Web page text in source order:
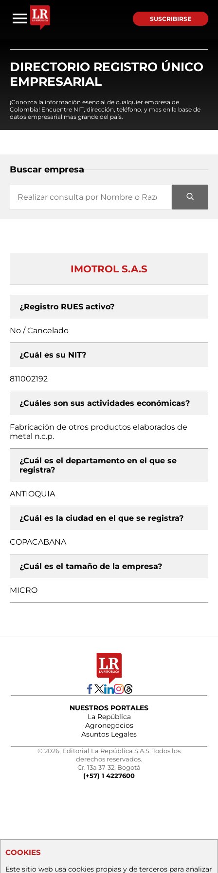
SUSCRIBIRSE
DIRECTORIO REGISTRO ÚNICO
EMPRESARIAL
¡Conozca la información esencial de cualquier empresa de
Colombia! Encuentre NIT, dirección, teléfono, y mas en la base de
datos empresarial mas grande del país.
Buscar empresa
IMOTROL S.A.S
¿Registro RUES activo?
No / Cancelado
¿Cuál es su NIT?
811002192
¿Cuáles son sus actividades económicas?
Fabricación de otros productos elaborados de
metal n.c.p.
¿Cuál es el departamento en el que se
registra?
ANTIOQUIA
¿Cuál es la ciudad en el que se registra?
COPACABANA
¿Cuál es el tamaño de la empresa?
MICRO
NUESTROS PORTALES
La República
Agronegocios
Asuntos Legales
© 2026, Editorial La República S.A.S. Todos los
derechos reservados.
Cr. 13a 37-32, Bogotá
(+57) 1 4227600
COOKIES
Este sitio web usa cookies propias y de terceros para analizar